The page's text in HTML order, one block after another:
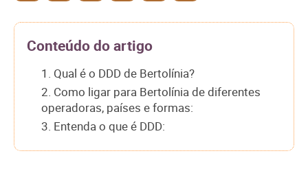
Conteúdo do artigo
1. Qual é o DDD de Bertolínia?
2. Como ligar para Bertolínia de diferentes
operadoras, países e formas:
3. Entenda o que é DDD: